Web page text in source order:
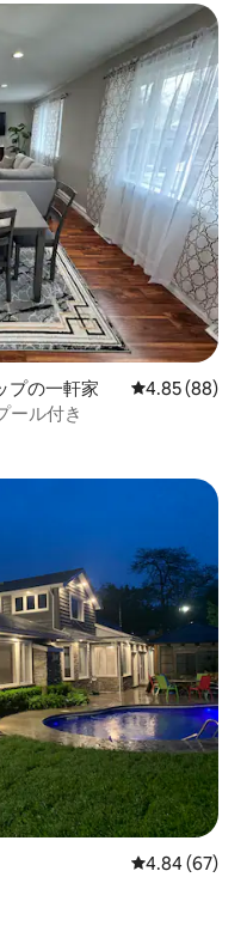
プの一軒家 レビュー88
4.85 (88)
ール付き
レビュー67
4.84 (67)